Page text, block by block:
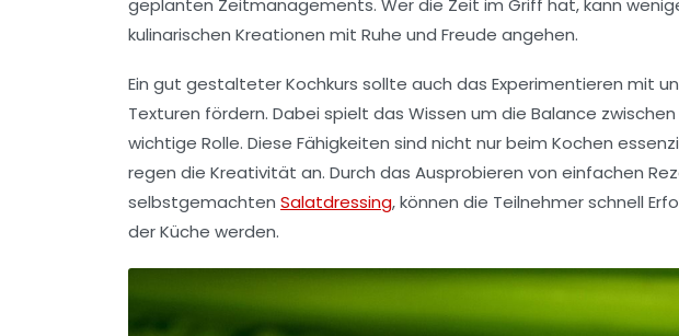
kulinarischen Kreationen mit Ruhe und Freude angehen.
Ein gut gestalteter Kochkurs sollte auch das Experimentieren mit
Texturen fördern. Dabei spielt das Wissen um die Balance
wichtige Rolle. Diese Fähigkeiten sind nicht nur beim Kochen
regen die Kreativität an. Durch das Ausprobieren von einfachen
selbstgemachten Salatdressing, können die Teilnehmer schnell
der Küche werden.